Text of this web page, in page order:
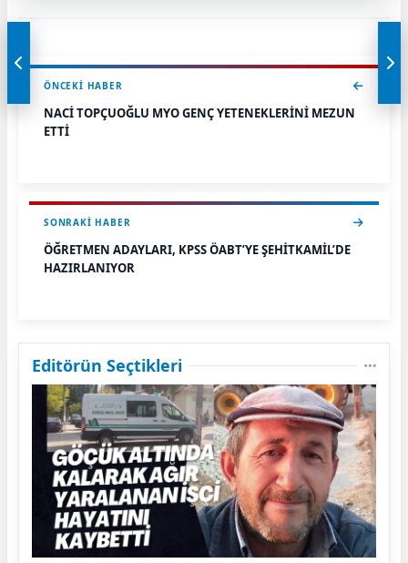
ÖNCEKI HABER
NACİ TOPÇUOĞLU MYO GENÇ YETENEKLERİNİ MEZUN
ETTİ
SONRAKI HABER
ÖĞRETMEN ADAYLARI, KPSS ÖABT’YE ŞEHİTKAMİL’DE
HAZIRLANIYOR
Editörün Seçtikleri